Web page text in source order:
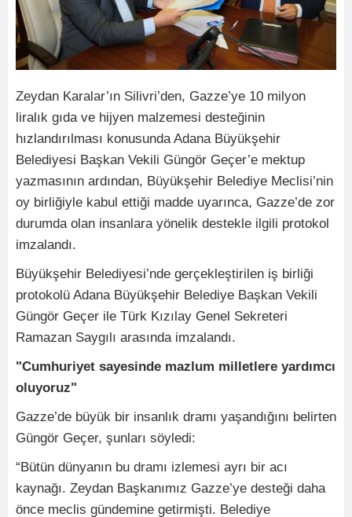
Zeydan Karalar’ın Silivri’den, Gazze’ye 10 milyon
liralık gıda ve hijyen malzemesi desteğinin
hızlandırılması konusunda Adana Büyükşehir
Belediyesi Başkan Vekili Güngör Geçer’e mektup
yazmasının ardından, Büyükşehir Belediye Meclisi’nin
oy birliğiyle kabul ettiği madde uyarınca, Gazze’de zor
durumda olan insanlara yönelik destekle ilgili protokol
imzalandı.
Büyükşehir Belediyesi’nde gerçekleştirilen iş birliği
protokolü Adana Büyükşehir Belediye Başkan Vekili
Güngör Geçer ile Türk Kızılay Genel Sekreteri
Ramazan Saygılı arasında imzalandı.
"Cumhuriyet sayesinde mazlum milletlere yardımcı
oluyoruz"
Gazze’de büyük bir insanlık dramı yaşandığını belirten
Güngör Geçer, şunları söyledi:
“Bütün dünyanın bu dramı izlemesi ayrı bir acı
kaynağı. Zeydan Başkanımız Gazze’ye desteği daha
önce meclis gündemine getirmişti. Belediye